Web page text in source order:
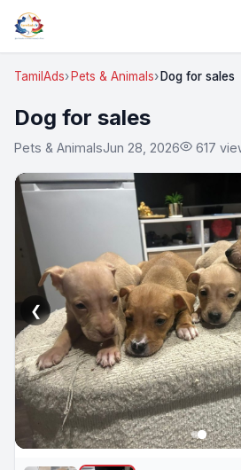
TamilAds Pets & Animals Dog for sales
Dog for sales
Pets & AnimalsJun 28, 2026 617
❮